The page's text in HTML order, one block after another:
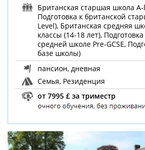
Британская старшая школа A-
Подготовка к британской
Level), Британская средняя
классы (14-18 лет),
средней школе Pre-GCSE,
базе школы)
пансион, дневная
Семья, Резиденция
от 7995 £ за триместр